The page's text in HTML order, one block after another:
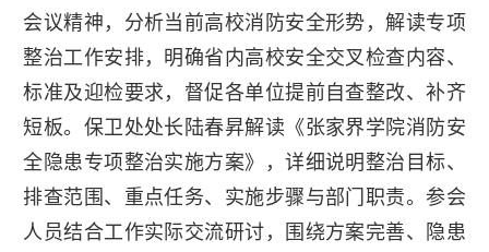
会议精神，分析当前高校消防安全形势，解读专项
整治工作安排，明确省内高校安全交叉检查内容、
标准及迎检要求，督促各单位提前自查整改、补齐
短板。保卫处处长陆春昇解读《张家界学院消防安
全隐患专项整治实施方案》，详细说明整治目标、
排查范围、重点任务、实施步骤与部门职责。参会
人员结合工作实际交流研讨，围绕方案完善、隐患